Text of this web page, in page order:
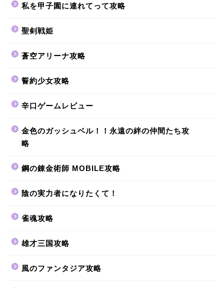
私を甲子園に連れてって攻略
聖剣戦姫
蒼空アリーナ攻略
誓約少女攻略
辛口ゲームレビュー
金色のガッシュベル！！永遠の絆の仲間たち攻
略
鋼の錬金術師 MOBILE攻略
陰の実力者になりたくて！
雀魂攻略
雄才三国攻略
風のファンタジア攻略